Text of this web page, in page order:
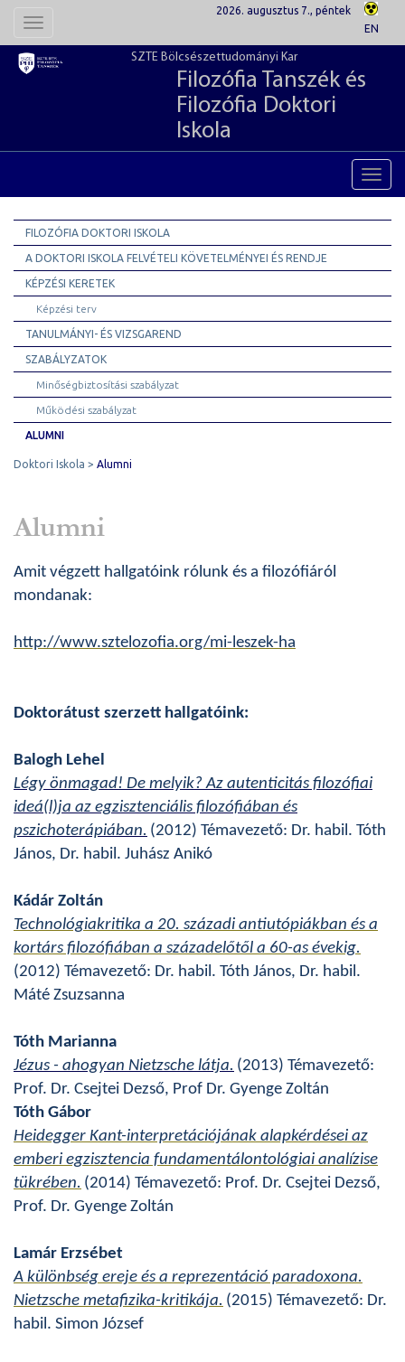
Toggle
2026. augusztus 7., péntek
EN
SZTE Bölcsészettudományi Kar
Filozófia Tanszék és
Filozófia Doktori
Iskola
FILOZÓFIA DOKTORI ISKOLA
A DOKTORI ISKOLA FELVÉTELI KÖVETELMÉNYEI ÉS RENDJE
KÉPZÉSI KERETEK
Képzési terv
TANULMÁNYI- ÉS VIZSGAREND
SZABÁLYZATOK
Minőségbiztosítási szabályzat
Működési szabályzat
ALUMNI
Doktori Iskola Alumni
Alumni
Amit végzett hallgatóink rólunk és a filozófiáról
mondanak:
http://www.sztelozofia.org/mi-leszek-ha
Doktorátust szerzett hallgatóink:
Balogh Lehel
Légy önmagad! De melyik? Az autenticitás filozófiai
ideá(l)ja az egzisztenciális filozófiában és
pszichoterápiában. (2012) Témavezető: Dr. habil. Tóth
János, Dr. habil. Juhász Anikó
Kádár Zoltán
Technológiakritika a 20. századi antiutópiákban és a
kortárs filozófiában a századelőtől a 60-as évekig.
(2012) Témavezető: Dr. habil. Tóth János, Dr. habil.
Máté Zsuzsanna
Tóth Marianna
Jézus - ahogyan Nietzsche látja. (2013) Témavezető:
Prof. Dr. Csejtei Dezső, Prof Dr. Gyenge Zoltán
Tóth Gábor
Heidegger Kant-interpretációjának alapkérdései az
emberi egzisztencia fundamentálontológiai analízise
tükrében. (2014) Témavezető: Prof. Dr. Csejtei Dezső,
Prof. Dr. Gyenge Zoltán
Lamár Erzsébet
A különbség ereje és a reprezentáció paradoxona.
Nietzsche metafizika-kritikája. (2015) Témavezető: Dr.
habil. Simon József